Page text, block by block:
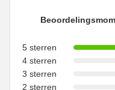
5 sterren
4 sterren
3 sterren
2 sterren